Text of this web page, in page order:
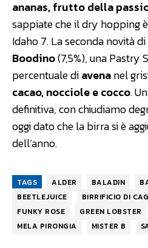
ananas, frutto della
sappiate che il dry hopping
Idaho 7. La seconda novità di
Boodino(7,5%), una Pastry
percentuale diavenanel
cacao, nocciole e cocco.
definitiva, con chiudiamo
oggi dato che la birra si è
dell’anno.
TAGS ALDER BALADIN
BEETLEJUICE
BIRRIFICIO DI
FUNKY ROSE
GREEN LOBSTER
MELA PIRONGIA
MISTER B